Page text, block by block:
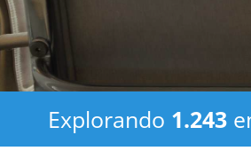
Explorando 1.243